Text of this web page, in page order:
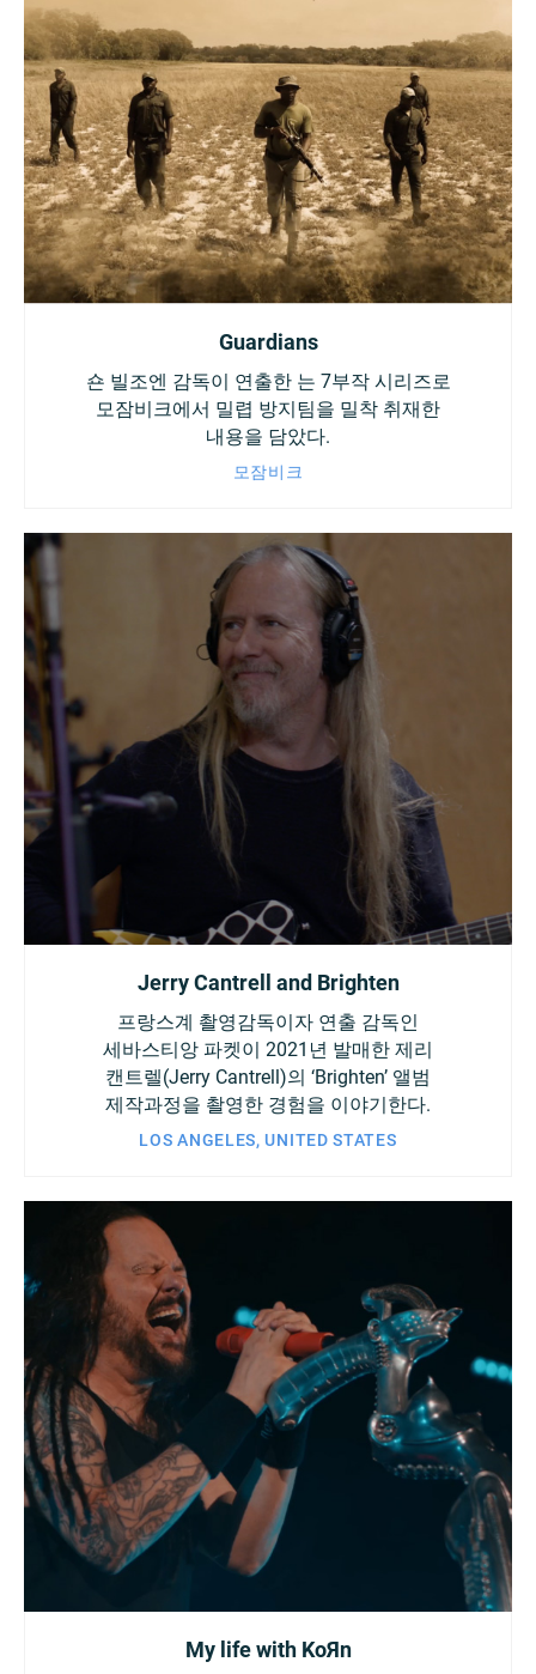
Guardians
숀 빌조엔 감독이 연출한 는 7부작 시리즈로
모잠비크에서 밀렵 방지팀을 밀착 취재한
내용을 담았다.
모잠비크
Jerry Cantrell and Brighten
프랑스계 촬영감독이자 연출 감독인
세바스티앙 파켓이 2021년 발매한 제리
캔트렐(Jerry Cantrell)의 ‘Brighten’ 앨범
제작과정을 촬영한 경험을 이야기한다.
LOS ANGELES, UNITED STATES
My life with KoЯn